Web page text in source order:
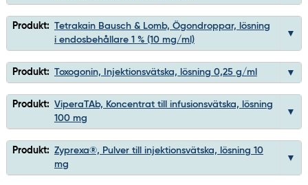
Produkt: Tetrakain Bausch & Lomb, Ögondroppar, lösning
i endosbehållare 1 % (10 mg/ml)
Produkt: Toxogonin, Injektionsvätska, lösning 0,25 g/ml
Produkt: ViperaTAb, Koncentrat till infusionsvätska, lösning
100 mg
Produkt: Zyprexa®, Pulver till injektionsvätska, lösning 10
mg